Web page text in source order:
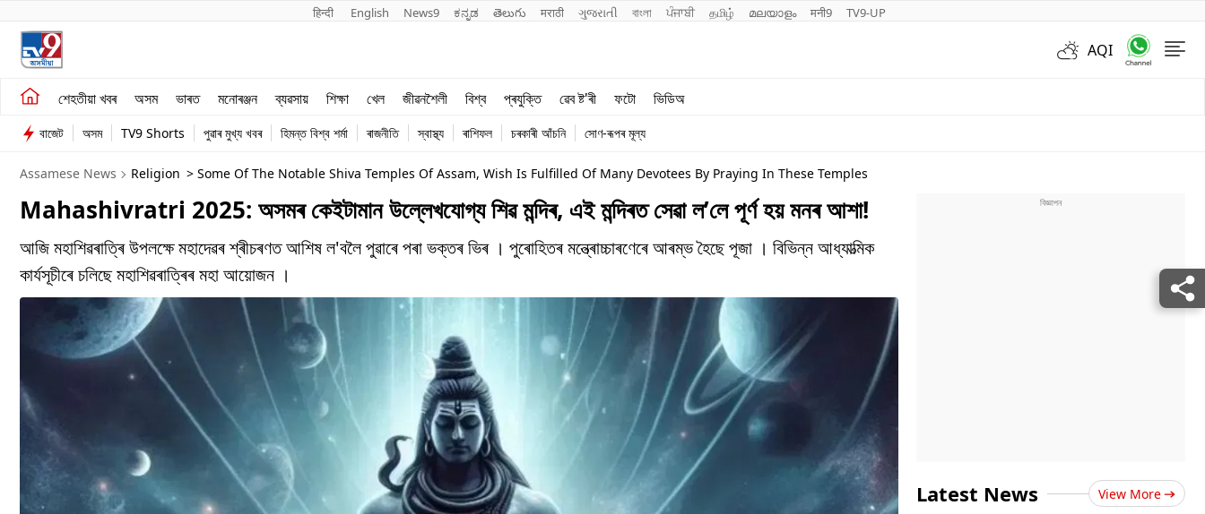
हिन्दी English News9 ಕನ್ನಡ తెలుగు मराठी ગુજરાતી বাংলা ਪੰਜਾਬੀ தமிழ் മലയാളം मनी9 TV9-UP
AQI
শেহতীয়া খবৰ অসম ভাৰত মনোৰঞ্জন ব্যৱসায় শিক্ষা খেল জীৱনশৈলী বিশ্ব প্ৰযুক্তি ৱেব ষ্ট'ৰী ফটো ভিডিঅ
শেহতীয়া খবৰ
অসম
ভাৰত
ব্যৱসায়
খেল
জীৱনশৈলী
বাজেট অসম TV9 Shorts পুৱাৰ মুখ্য খবৰ হিমন্ত বিশ্ব শৰ্মা ৰাজনীতি স্বাস্থ্য ৰাশিফল চৰকাৰী আঁচনি সোণ-ৰূপৰ মূল্য
Assamese News Religion > Some Of The Notable Shiva Temples Of Assam, Wish Is Fulfilled Of Many Devotees By Praying In These Temples
Mahashivratri 2025: অসমৰ কেইটামান উল্লেখযোগ্য শিৱ মন্দিৰ, এই মন্দিৰত সেৱা ল’লে পূৰ্ণ হয় মনৰ আশা!
আজি মহাশিৱৰাত্ৰি উপলক্ষে মহাদেৱৰ শ্ৰীচৰণত আশিষ ল'বলৈ পুৱাৰে পৰা ভক্তৰ ভিৰ । পুৰোহিতৰ মন্ত্ৰোচ্চাৰণেৰে আৰম্ভ হৈছে পূজা । বিভিন্ন আধ্যাত্মিক
কাৰ্যসূচীৰে চলিছে মহাশিৱৰাত্ৰিৰ মহা আয়োজন ।
Latest News View More